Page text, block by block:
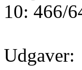
10: 466/
Udgaver: